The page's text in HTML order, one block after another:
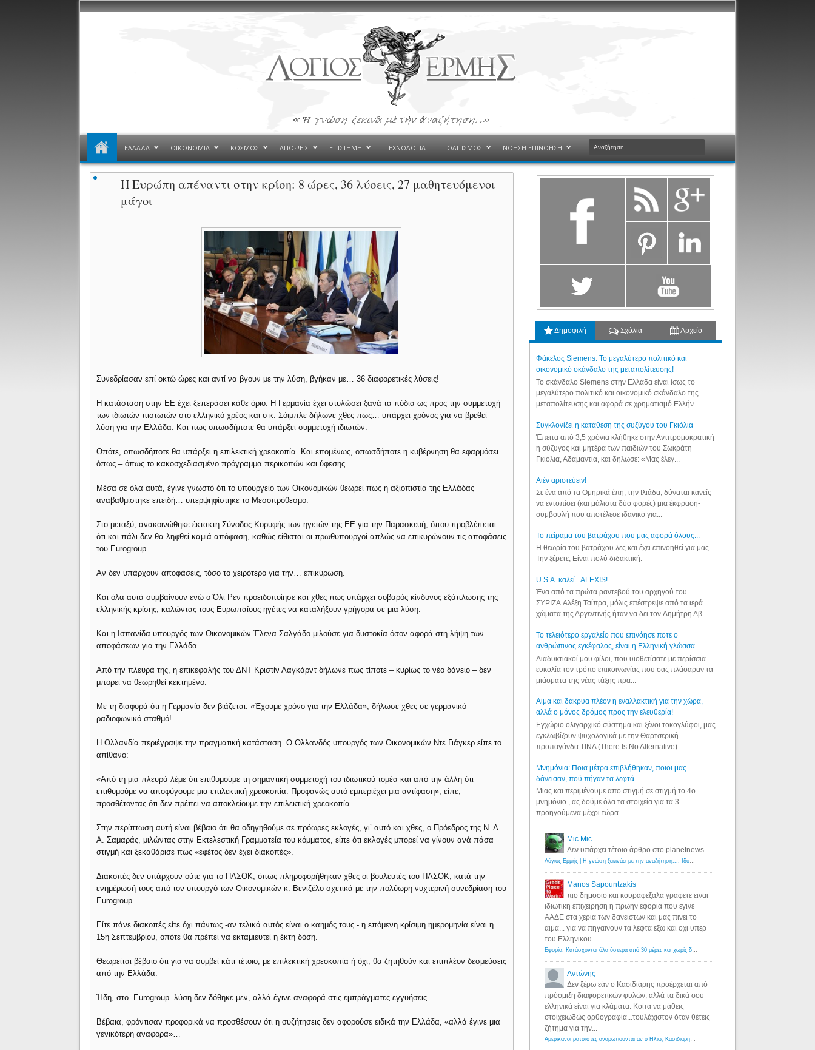
ΕΛΛΑΔΑ ΟΙΚΟΝΟΜΙΑ ΚΟΣΜΟΣ ΑΠΟΨΕΙΣ ΕΠΙΣΤΗΜΗ ΤΕΧΝΟΛΟΓΙΑ ΠΟΛΙΤΙΣΜΟΣ ΝΟΗΣΗ-ΕΠΙΝΟΗΣΗ
Η Ευρώπη απέναντι στην κρίση: 8 ώρες, 36 λύσεις, 27 μαθητευόμενοι
μάγοι
Συνεδρίασαν επί οκτώ ώρες και αντί να βγουν με την λύση, βγήκαν με… 36 διαφορετικές λύσεις!
Η κατάσταση στην ΕΕ έχει ξεπεράσει κάθε όριο. Η Γερμανία έχει στυλώσει ξανά τα πόδια ως προς την συμμετοχή
των ιδιωτών πιστωτών στο ελληνικό χρέος και ο κ. Σόιμπλε δήλωνε χθες πως… υπάρχει χρόνος για να βρεθεί
λύση για την Ελλάδα. Και πως οπωσδήποτε θα υπάρξει συμμετοχή ιδιωτών.
Οπότε, οπωσδήποτε θα υπάρξει η επιλεκτική χρεοκοπία. Και επομένως, οπωσδήποτε η κυβέρνηση θα εφαρμόσει
όπως – όπως το κακοσχεδιασμένο πρόγραμμα περικοπών και ύφεσης.
Μέσα σε όλα αυτά, έγινε γνωστό ότι το υπουργείο των Οικονομικών θεωρεί πως η αξιοπιστία της Ελλάδας
αναβαθμίστηκε επειδή… υπερψηφίστηκε το Μεσοπρόθεσμο.
Στο μεταξύ, ανακοινώθηκε έκτακτη Σύνοδος Κορυφής των ηγετών της ΕΕ για την Παρασκευή, όπου προβλέπεται
ότι και πάλι δεν θα ληφθεί καμιά απόφαση, καθώς είθισται οι πρωθυπουργοί απλώς να επικυρώνουν τις αποφάσεις
του Eurogroup.
Αν δεν υπάρχουν αποφάσεις, τόσο το χειρότερο για την… επικύρωση.
Και όλα αυτά συμβαίνουν ενώ ο Όλι Ρεν προειδοποίησε και χθες πως υπάρχει σοβαρός κίνδυνος εξάπλωσης της
ελληνικής κρίσης, καλώντας τους Ευρωπαίους ηγέτες να καταλήξουν γρήγορα σε μια λύση.
Και η Ισπανίδα υπουργός των Οικονομικών Έλενα Σαλγάδο μιλούσε για δυστοκία όσον αφορά στη λήψη των
αποφάσεων για την Ελλάδα.
Από την πλευρά της, η επικεφαλής του ΔΝΤ Κριστίν Λαγκάρντ δήλωνε πως τίποτε – κυρίως το νέο δάνειο – δεν
μπορεί να θεωρηθεί κεκτημένο.
Με τη διαφορά ότι η Γερμανία δεν βιάζεται. «Έχουμε χρόνο για την Ελλάδα», δήλωσε χθες σε γερμανικό
ραδιοφωνικό σταθμό!
Η Ολλανδία περιέγραψε την πραγματική κατάσταση. Ο Ολλανδός υπουργός των Οικονομικών Ντε Γιάγκερ είπε το
απίθανο:
«Από τη μία πλευρά λέμε ότι επιθυμούμε τη σημαντική συμμετοχή του ιδιωτικού τομέα και από την άλλη ότι
επιθυμούμε να αποφύγουμε μια επιλεκτική χρεοκοπία. Προφανώς αυτό εμπεριέχει μια αντίφαση», είπε,
προσθέτοντας ότι δεν πρέπει να αποκλείουμε την επιλεκτική χρεοκοπία.
Στην περίπτωση αυτή είναι βέβαιο ότι θα οδηγηθούμε σε πρόωρες εκλογές, γι’ αυτό και χθες, ο Πρόεδρος της Ν. Δ.
Α. Σαμαράς, μιλώντας στην Εκτελεστική Γραμματεία του κόμματος, είπε ότι εκλογές μπορεί να γίνουν ανά πάσα
στιγμή και ξεκαθάρισε πως «εφέτος δεν έχει διακοπές».
Διακοπές δεν υπάρχουν ούτε για το ΠΑΣΟΚ, όπως πληροφορήθηκαν χθες οι βουλευτές του ΠΑΣΟΚ, κατά την
ενημέρωσή τους από τον υπουργό των Οικονομικών κ. Βενιζέλο σχετικά με την πολύωρη νυχτερινή συνεδρίαση του
Eurogroup.
Είτε πάνε διακοπές είτε όχι πάντως -αν τελικά αυτός είναι ο καημός τους - η επόμενη κρίσιμη ημερομηνία είναι η
15η Σεπτεμβρίου, οπότε θα πρέπει να εκταμιευτεί η έκτη δόση.
Θεωρείται βέβαιο ότι για να συμβεί κάτι τέτοιο, με επιλεκτική χρεοκοπία ή όχι, θα ζητηθούν και επιπλέον δεσμεύσεις
από την Ελλάδα.
Ήδη, στο Eurogroup λύση δεν δόθηκε μεν, αλλά έγινε αναφορά στις εμπράγματες εγγυήσεις.
Βέβαια, φρόντισαν προφορικά να προσθέσουν ότι η συζήτησεις δεν αφορούσε ειδικά την Ελλάδα, «αλλά έγινε μια
γενικότερη αναφορά»…
Δημοφιλή Σχόλια Αρχείο
Φάκελος Siemens: Το μεγαλύτερο πολιτικό και
οικονομικό σκάνδαλο της μεταπολίτευσης!
Το σκάνδαλο Siemens στην Ελλάδα είναι ίσως το
μεγαλύτερο πολιτικό και οικονομικό σκάνδαλο της
μεταπολίτευσης και αφορά σε χρηματισμό Ελλήν...
Συγκλονίζει η κατάθεση της συζύγου του Γκιόλια
Έπειτα από 3,5 χρόνια κλήθηκε στην Αντιτρομοκρατική
η σύζυγος και μητέρα των παιδιών του Σωκράτη
Γκιόλια, Αδαμαντία, και δήλωσε: «Μας έλεγ...
Aιέν αριστεύειν!
Σε ένα από τα Ομηρικά έπη, την Ιλιάδα, δύναται κανείς
να εντοπίσει (και μάλιστα δύο φορές) μια έκφραση-
συμβουλή που αποτέλεσε ιδανικό για...
Το πείραμα του βατράχου που μας αφορά όλους...
Η θεωρία του βατράχου λες και έχει επινοηθεί για μας.
Την ξέρετε; Είναι πολύ διδακτική.
U.S.A. καλεί...ALEXIS!
Ένα από τα πρώτα ραντεβού του αρχηγού του
ΣΥΡΙΖΑ Αλέξη Τσίπρα, μόλις επέστρεψε από τα ιερά
χώματα της Αργεντινής ήταν να δει τον Δημήτρη Αβ...
Το τελειότερο εργαλείο που επινόησε ποτε ο
ανθρώπινος εγκέφαλος, είναι η Ελληνική γλώσσα.
Διαδυκτιακοί μου φίλοι, που υιοθετίσατε με περίσσια
ευκολία τον τρόπο επικοινωνίας που σας πλάσαραν τα
μιάσματα της νέας τάξης πρα...
Αίμα και δάκρυα πλέον η εναλλακτική για την χώρα,
αλλά ο μόνος δρόμος προς την ελευθερία!
Εγχώριο ολιγαρχικό σύστημα και ξένοι τοκογλύφοι, μας
εγκλωβίζουν ψυχολογικά με την Θαρτσερική
προπαγάνδα TINA (There Is No Alternative). ...
Μνημόνια: Ποια μέτρα επιβλήθηκαν, ποιοι μας
δάνεισαν, πού πήγαν τα λεφτά...
Μιας και περιμένουμε απο στιγμή σε στιγμή το 4ο
μνημόνιο , ας δούμε όλα τα στοιχεία για τα 3
προηγούμενα μέχρι τώρα...
Mic Mic
Δεν υπάρχει τέτοιο άρθρο στο planetnews
Λόγιος Ερμής | Η γνώση ξεκινάει με την αναζήτηση...: Ιδού οι 18 που χρωστούν 11 δις ευρώ!
Manos Sapountzakis
πιο δημοσιο και κουραφεξαλα γραφετε ειναι
ιδιωτικη επιχειρηση η πρωην εφορια που εγινε
ΑΑΔΕ στα χερια των δανειστων και μας πινει το
αιμα... για να πηγαινουν τα λεφτα εξω και οχι υπερ
του Ελληνικου...
Εφορία: Κατάσχονται όλα ύστερα από 30 μέρες και χωρίς δικαστικές αποφάσεις - Λόγιος Ερμής
Αντώνης
Δεν ξέρω εάν ο Κασιδιάρης προέρχεται από
πρόσμιξη διαφορετικών φυλών, αλλά τα δικά σου
ελληνικά είναι για κλάματα. Κοίτα να μάθεις
στοιχειωδώς ορθογραφία...τουλάχιστον όταν θέτεις
ζήτημα για την...
Αμερικανοί ρατσιστές αναρωτιούνται αν ο Ηλίας Κασιδιάρης ανήκει στη λευκή φυλή... - Λόγιος Ερμής